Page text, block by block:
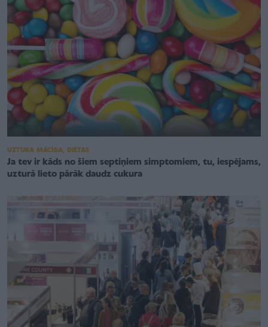
UZTURA MĀCĪBA, DIĒTAS
Ja tev ir kāds no šiem septiņiem simptomiem, tu, iespējams,
uzturā lieto pārāk daudz cukura